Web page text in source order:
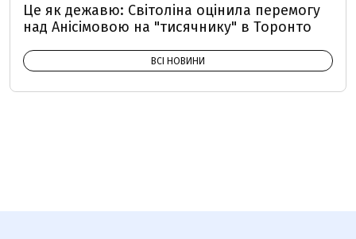
Це як дежавю: Світоліна оцінила перемогу
над Анісімовою на "тисячнику" в Торонто
ВСІ НОВИНИ